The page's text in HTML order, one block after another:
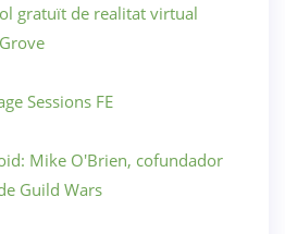
gratuït de realitat virtual
Sessions FE
Mike O'Brien, cofundador
Guild Wars